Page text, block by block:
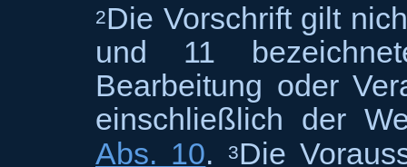
2Die Vorschrift gilt
und 11
Bearbeitung oder
einschließlich der
Abs. 10. 3Die